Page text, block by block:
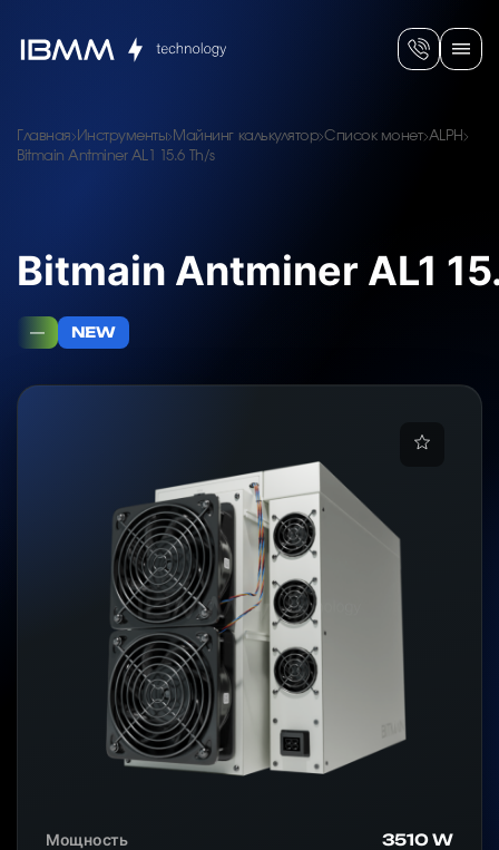
Главная Инструменты Майнинг калькулятор Список монет ALPH
Bitmain Antminer AL1 15.6 Th/s
Bitmain Antminer AL1
— NEW
Мощность
3510 W